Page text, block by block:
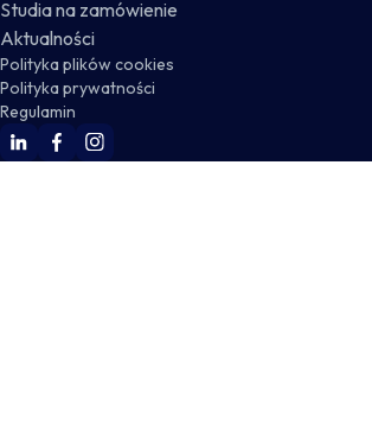
Studia na zamówienie
Aktualności
Polityka plików cookies
Polityka prywatności
Regulamin
WSKZ Linkedin
WSKZ Facebook
WSKZ Instagram